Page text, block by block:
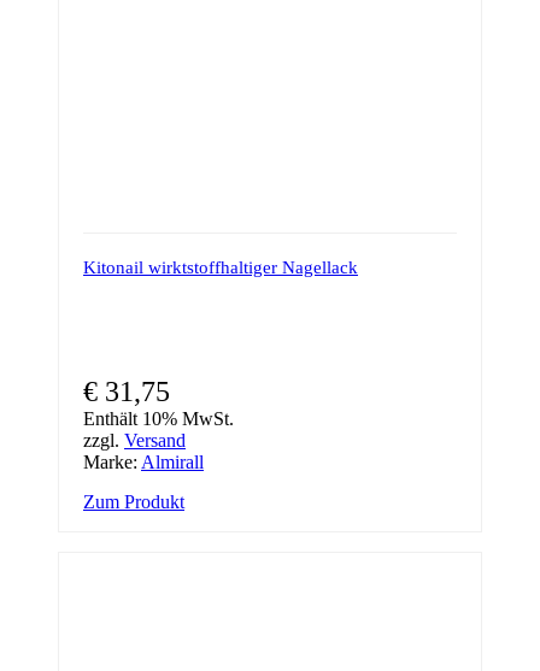
Kitonail wirktstoffhaltiger Nagellack
€ 31,75
Enthält 10% MwSt.
zzgl. Versand
Marke: Almirall
Zum Produkt